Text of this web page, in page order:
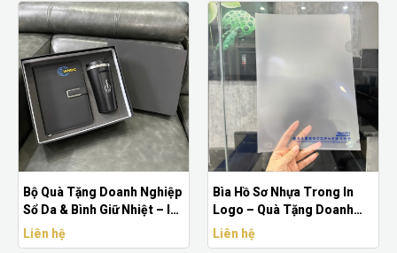
Bộ Quà Tặng Doanh Nghiệp
Sổ Da & Bình Giữ Nhiệt – In
Logo Theo Yêu Cầu, Sang
Trọng Và Chuyên Nghiệp
Liên hệ
Bìa Hồ Sơ Nhựa Trong In
Logo – Quà Tặng Doanh
Nghiệp Chuyên Nghiệp
Liên hệ